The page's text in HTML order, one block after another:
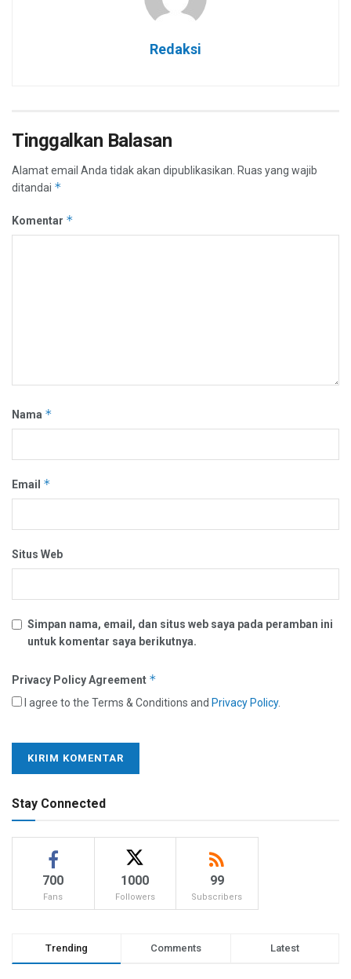
Redaksi
Tinggalkan Balasan
Alamat email Anda tidak akan dipublikasikan. Ruas yang wajib
ditandai *
Komentar *
Nama *
Email *
Situs Web
Simpan nama, email, dan situs web saya pada peramban ini
untuk komentar saya berikutnya.
Privacy Policy Agreement *
I agree to the Terms & Conditions and Privacy Policy.
Stay Connected
700
Fans
1000
Followers
99
Subscribers
Trending Comments Latest